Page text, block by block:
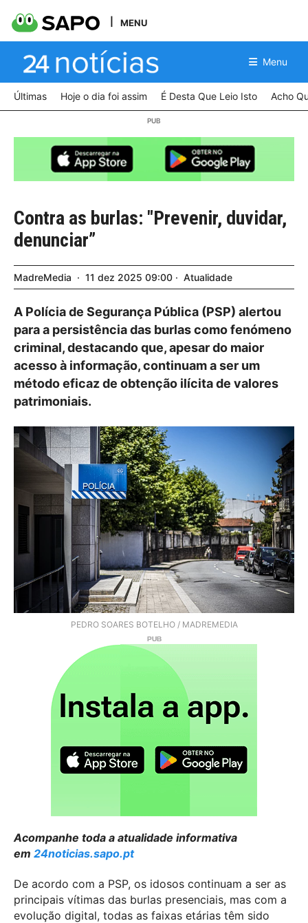
MENU
Menu
Últimas Hoje o dia foi assim É Desta Que Leio Isto Acho
Contra as burlas: "Prevenir, duvidar,
denunciar”
MadreMedia 11 dez 2025 09:00 Atualidade
A Polícia de Segurança Pública (PSP) alertou
para a persistência das burlas como fenómeno
criminal, destacando que, apesar do maior
acesso à informação, continuam a ser um
método eficaz de obtenção ilícita de valores
patrimoniais.
PEDRO SOARES BOTELHO / MADREMEDIA
Acompanhe toda a atualidade informativa
em 24noticias.sapo.pt
De acordo com a PSP, os idosos continuam a ser as
principais vítimas das burlas presenciais, mas com a
evolução digital, todas as faixas etárias têm sido